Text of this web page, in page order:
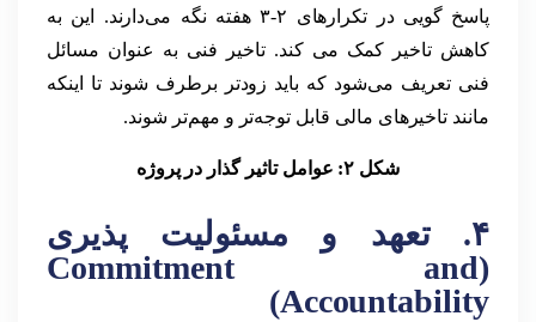
پاسخ گویی در تکرارهای ۲-۳ هفته نگه می‌دارند. این به
کاهش تاخیر کمک می کند. تاخیر فنی به عنوان مسائل
فنی تعریف می‌شود که باید زودتر برطرف شوند تا اینکه
مانند تاخیر‌های مالی قابل توجه‌تر و مهم‌تر شوند.
شکل ۲: عوامل تاثیر گذار در پروژه
۴. تعهد و مسئولیت پذیری
(Commitment and
Accountability)